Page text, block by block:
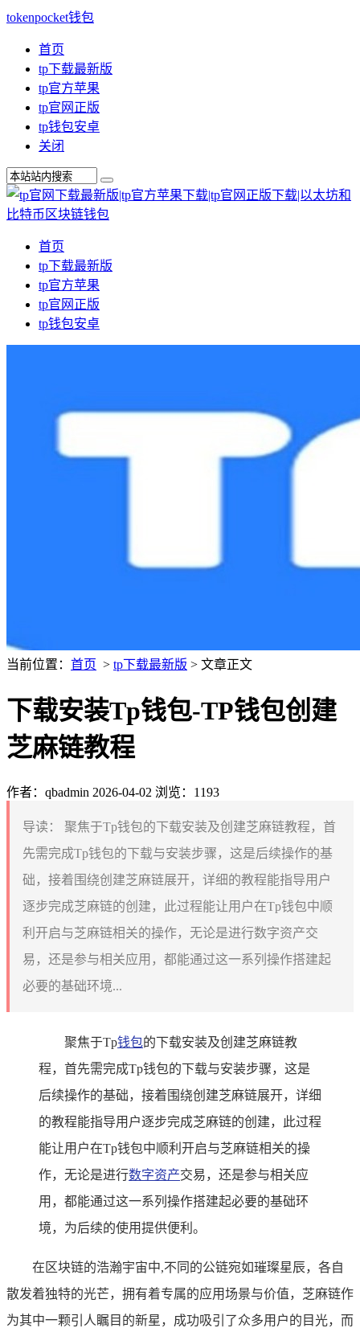
tokenpocket钱包
首页
tp下载最新版
tp官方苹果
tp官网正版
tp钱包安卓
关闭
首页
tp下载最新版
tp官方苹果
tp官网正版
tp钱包安卓
当前位置： 首页 > tp下载最新版 > 文章正文
下载安装Tp钱包-TP钱包创建
芝麻链教程
作者：qbadmin 2026-04-02 浏览：1193
导读：
聚焦于Tp钱包的下载安装及创建芝麻链教程，首
先需完成Tp钱包的下载与安装步骤，这是后续操作的基
础，接着围绕创建芝麻链展开，详细的教程能指导用户
逐步完成芝麻链的创建，此过程能让用户在Tp钱包中顺
利开启与芝麻链相关的操作，无论是进行数字资产交
易，还是参与相关应用，都能通过这一系列操作搭建起
必要的基础环境...
聚焦于Tp钱包的下载安装及创建芝麻链教
程，首先需完成Tp钱包的下载与安装步骤，这是
后续操作的基础，接着围绕创建芝麻链展开，详细
的教程能指导用户逐步完成芝麻链的创建，此过程
能让用户在Tp钱包中顺利开启与芝麻链相关的操
作，无论是进行数字资产交易，还是参与相关应
用，都能通过这一系列操作搭建起必要的基础环
境，为后续的使用提供便利。
在区块链的浩瀚宇宙中,不同的公链宛如璀璨星辰，各自
散发着独特的光芒，拥有着专属的应用场景与价值，芝麻链作
为其中一颗引人瞩目的新星，成功吸引了众多用户的目光，而